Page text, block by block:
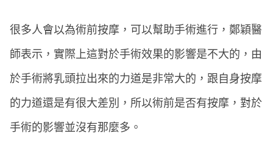
很多人會以為術前按摩，可以幫助手術進行，鄭穎醫
師表示，實際上這對於手術效果的影響是不大的，由
於手術將乳頭拉出來的力道是非常大的，跟自身按摩
的力道還是有很大差別，所以術前是否有按摩，對於
手術的影響並沒有那麼多。